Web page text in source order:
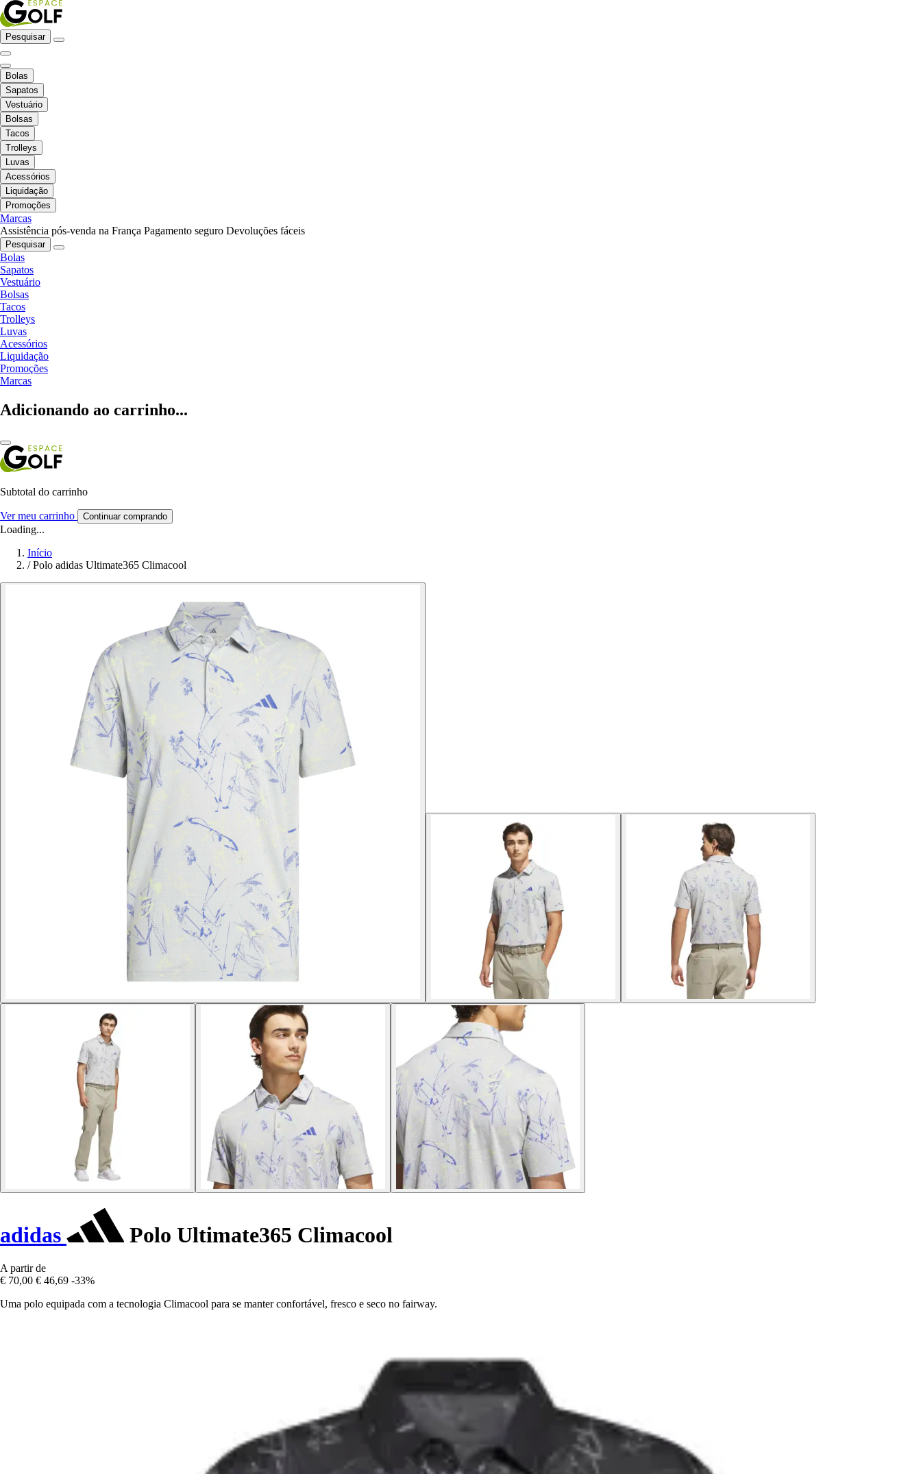
Pesquisar
Bolas
Sapatos
Vestuário
Bolsas
Tacos
Trolleys
Luvas
Acessórios
Liquidação
Promoções
Marcas
Assistência pós-venda na França Pagamento seguro Devoluções fáceis
Pesquisar
Bolas
Sapatos
Vestuário
Bolsas
Tacos
Trolleys
Luvas
Acessórios
Liquidação
Promoções
Marcas
Adicionando ao carrinho...
Subtotal do carrinho
Ver meu carrinho Continuar comprando
Loading...
Início
/ Polo adidas Ultimate365 Climacool
adidas Polo Ultimate365 Climacool
A partir de
€ 70,00 € 46,69 -33%
Uma polo equipada com a tecnologia Climacool para se manter confortável, fresco e seco no fairway.